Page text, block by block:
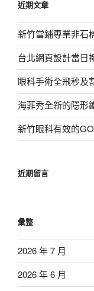
字:
近期文章
新竹當鋪專業非石
台北網頁設計當日
眼科手術全飛秒及
海菲秀全新的隱形
新竹眼科有效的
近期留言
彙整
2026 年 7 月
2026 年 6 月